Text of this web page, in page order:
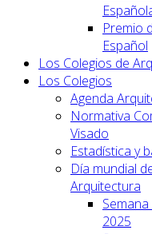
Premio
Español
Los Colegios de
Los Colegios
Agenda
Normativa
Visado
Estadística y
Día mundial
Arquitectura
2025